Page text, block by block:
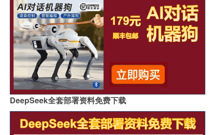
DeepSeek全套部署资料免费下载